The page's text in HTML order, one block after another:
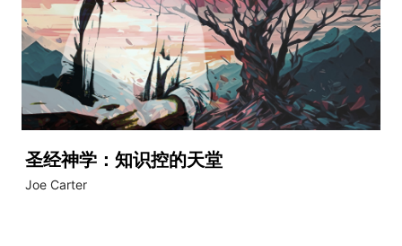
圣经神学：知识控的天堂
Joe Carter